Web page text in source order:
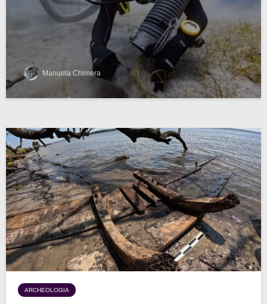
Manuela Chimera
ARCHEOLOGIA